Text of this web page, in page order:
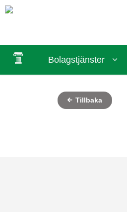
Bolagstjänster
Tillbaka